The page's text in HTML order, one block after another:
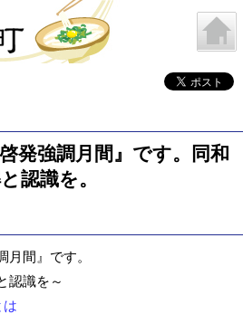
発強調月間』です。同和
認識を。
月間』です。
認識を～
は